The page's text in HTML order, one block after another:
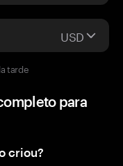
USD
tarde
para
criou?